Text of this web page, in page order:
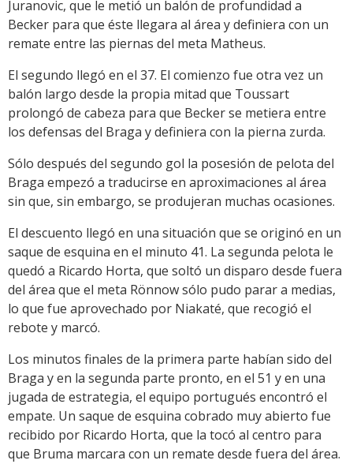
Juranovic, que le metió un balón de profundidad a
Becker para que éste llegara al área y definiera con un
remate entre las piernas del meta Matheus.
El segundo llegó en el 37. El comienzo fue otra vez un
balón largo desde la propia mitad que Toussart
prolongó de cabeza para que Becker se metiera entre
los defensas del Braga y definiera con la pierna zurda.
Sólo después del segundo gol la posesión de pelota del
Braga empezó a traducirse en aproximaciones al área
sin que, sin embargo, se produjeran muchas ocasiones.
El descuento llegó en una situación que se originó en un
saque de esquina en el minuto 41. La segunda pelota le
quedó a Ricardo Horta, que soltó un disparo desde fuera
del área que el meta Rönnow sólo pudo parar a medias,
lo que fue aprovechado por Niakaté, que recogió el
rebote y marcó.
Los minutos finales de la primera parte habían sido del
Braga y en la segunda parte pronto, en el 51 y en una
jugada de estrategia, el equipo portugués encontró el
empate. Un saque de esquina cobrado muy abierto fue
recibido por Ricardo Horta, que la tocó al centro para
que Bruma marcara con un remate desde fuera del área.